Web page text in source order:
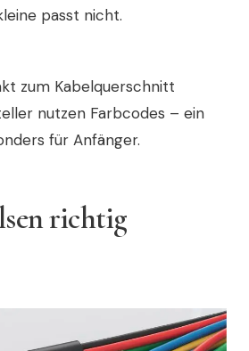
passt nicht.
zum Kabelquerschnitt
nutzen Farbcodes – ein
für Anfänger.
richtig